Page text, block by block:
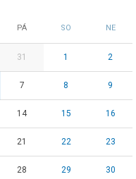
PÁ SO NE
31 1 2
7 8 9
14 15 16
21 22 23
28 29 30